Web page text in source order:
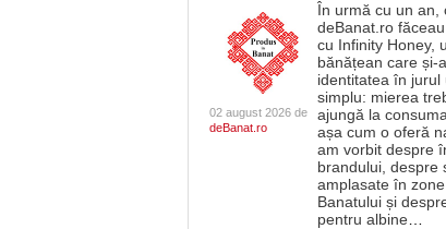
02 august 2026 de
deBanat.ro
În urmă cu un an,
deBanat.ro
cu Infinity Honey,
bănățean care și-
identitatea în jurul
simplu: mierea
ajungă la
așa cum o oferă
am vorbit despre
brandului, despre
amplasate în
Banatului și
pentru albine